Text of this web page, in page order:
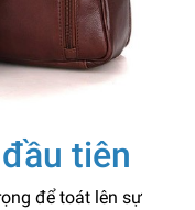
tiên
để toát lên sự